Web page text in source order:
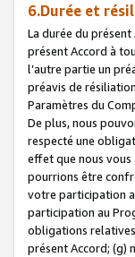
6.Durée et
La durée du
présent Accord à
l’autre partie un
préavis de
Paramètres du
De plus, nous
respecté une
effet que nous
pourrions être
votre participation
participation au
obligations relatives
présent Accord; (g)